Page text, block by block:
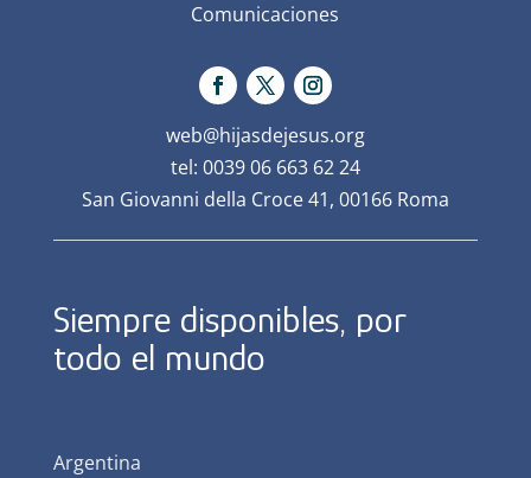
Comunicaciones
web@hijasdejesus.org
tel: 0039 06 663 62 24
San Giovanni della Croce 41, 00166 Roma
Siempre disponibles, por
todo el mundo
Argentina